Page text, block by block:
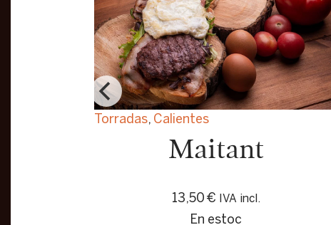
Torradas, Calientes
Maitant
13,50 € IVA incl.
En estoc